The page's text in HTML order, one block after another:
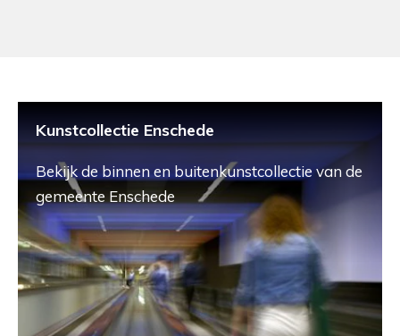
Kunstcollectie Enschede
Bekijk de binnen en buitenkunstcollectie van de
gemeente Enschede